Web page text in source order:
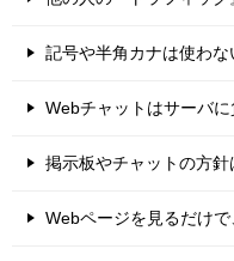
記号や半角カナは使わな
Webチャットはサーバに
掲示板やチャットの方針
Webページを見るだけ